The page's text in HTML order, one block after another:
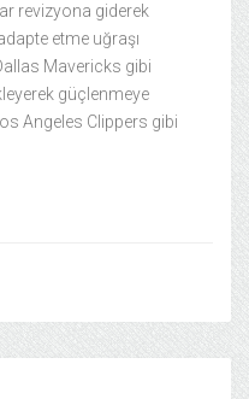
revizyona giderek
etme uğraşı
Mavericks gibi
güçlenmeye
Angeles Clippers gibi